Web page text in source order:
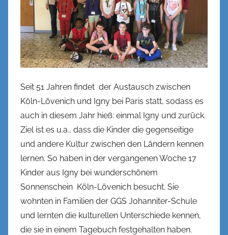
o
h
e
Seit 51 Jahren findet der Austausch zwischen
Köln-Lövenich und Igny bei Paris statt, sodass es
auch in diesem Jahr hieß: einmal Igny und zurück.
Ziel ist es u.a., dass die Kinder die gegenseitige
und andere Kultur zwischen den Ländern kennen
lernen. So haben in der vergangenen Woche 17
Kinder aus Igny bei wunderschönem
Sonnenschein Köln-Lövenich besucht. Sie
wohnten in Familien der GGS Johanniter-Schule
und lernten die kulturellen Unterschiede kennen,
die sie in einem Tagebuch festgehalten haben.